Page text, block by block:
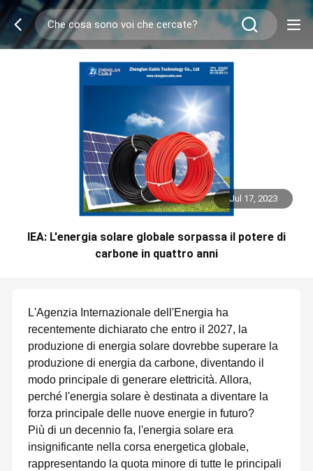
Jul 17, 2023
IEA: L'energia solare globale sorpassa il potere di
carbone in quattro anni
L'Agenzia Internazionale dell'Energia ha
recentemente dichiarato che entro il 2027, la
produzione di energia solare dovrebbe superare la
produzione di energia da carbone, diventando il
modo principale di generare elettricità. Allora,
perché l'energia solare è destinata a diventare la
forza principale delle nuove energie in futuro?
Più di un decennio fa, l'energia solare era
insignificante nella corsa energetica globale,
rappresentando la quota minore di tutte le principali